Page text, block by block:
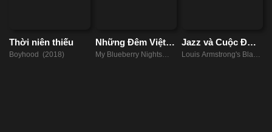
Thời niên thiếu
Boyhood (2018)
Những Đêm Việt
Quất
My Blueberry Nights
Jazz và Cuộc Đời
của Louis
Louis Armstrong's Black